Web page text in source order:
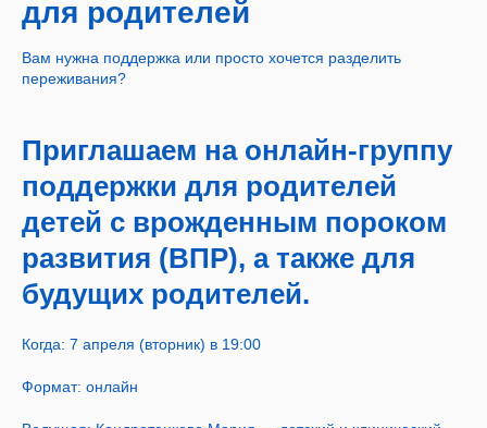
для родителей
Вам нужна поддержка или просто хочется разделить
переживания?
Приглашаем на онлайн-группу
поддержки для родителей
детей с врожденным пороком
развития (ВПР), а также для
будущих родителей.
Когда: 7 апреля (вторник) в 19:00
Формат: онлайн